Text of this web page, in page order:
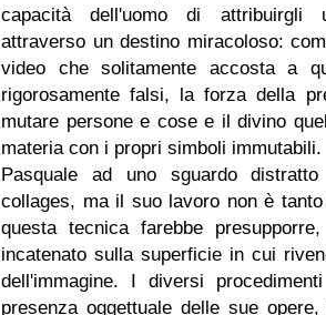
capacità dell'uomo di attribuirgli
attraverso un destino miracoloso:
video che solitamente accosta a
rigorosamente falsi, la forza della
mutare persone e cose e il divino
materia con i propri simboli immutabili.
Pasquale ad uno sguardo distratto
collages, ma il suo lavoro non è
questa tecnica farebbe
incatenato sulla superficie in cui
dell'immagine. I diversi
presenza oggettuale delle sue